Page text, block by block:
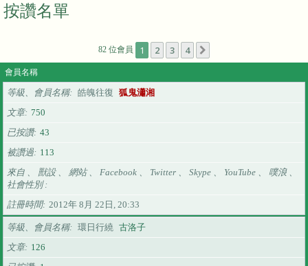
按讚名單
82 位會員 1 2 3 4
會員名稱
等級、會員名稱 皓魄往復 狐鬼瀟湘
文章 750
已按讚 43
被讚過
113
來自 、 獸設 、 網站 、 Facebook 、 Twitter 、 Skype 、 YouTube 、 噗浪 、
社會性別
註冊時間
2012年 8月 22日, 20:33
等級、會員名稱 環日行繞 古洛子
文章
126